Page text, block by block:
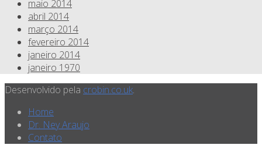
maio 2014
abril 2014
março 2014
fevereiro 2014
janeiro 2014
janeiro 1970
Desenvolvido pela crobin.co.uk.
Home
Dr. Ney Araujo
Contato